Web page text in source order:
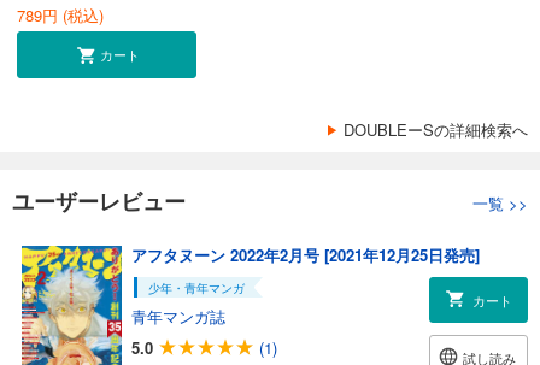
789円 (税込)
カート
DOUBLEーSの詳細検索へ
ユーザーレビュー 一覧 >>
アフタヌーン 2022年2月号 [2021年12月25日発売]
少年・青年マンガ
青年マンガ誌
5.0
(1)
カート
試し読み